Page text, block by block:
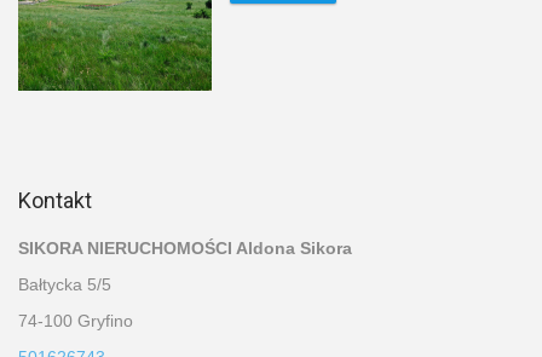
Kontakt
SIKORA NIERUCHOMOŚCI Aldona Sikora
Bałtycka 5/5
74-100 Gryfino